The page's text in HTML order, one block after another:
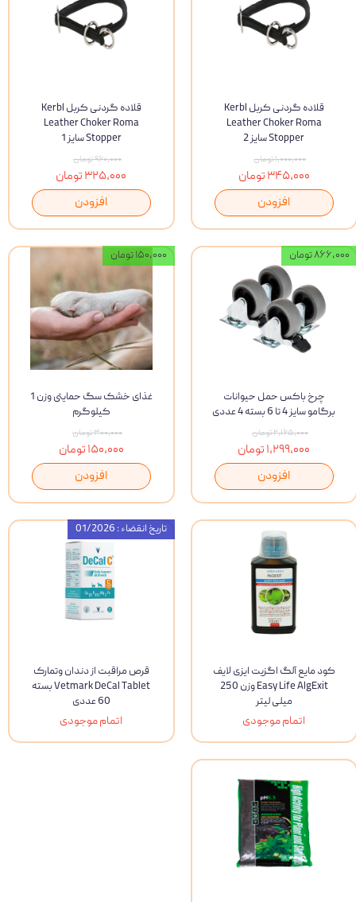
قلاده گردنی کربل Kerbl
Leather Choker Roma
Stopper سایز 2
۱,۰۰۰,۰۰۰ تومان
۳۴۵,۰۰۰ تومان
افزودن
قلاده گردنی کربل Kerbl
Leather Choker Roma
Stopper سایز 1
۹۶۰,۰۰۰ تومان
۳۲۵,۰۰۰ تومان
افزودن
چرخ باکس حمل حیوانات
برگامو سایز 4 تا 6 بسته 4 عددی
۲,۱۶۵,۰۰۰ تومان
۱,۲۹۹,۰۰۰ تومان
افزودن
۸۶۶,۰۰۰ تومان
غذای خشک سگ حمایتی وزن 1
کیلوگرم
۳۰۰,۰۰۰ تومان
۱۵۰,۰۰۰ تومان
افزودن
۱۵۰,۰۰۰ تومان
کود مایع آلگ اگزیت ایزی لایف
Easy Life AlgExit وزن 250
میلی لیتر
اتمام موجودی
قرص مراقبت از دندان وتمارک
Vetmark DeCal Tablet بسته
60 عددی
اتمام موجودی
تاریخ انقضاء : 01/2026